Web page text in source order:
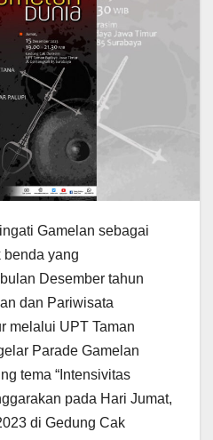
Gamelan sebagai
benda yang
Desember tahun
dan Pariwisata
melalui UPT Taman
Parade Gamelan
tema “Intensivitas
pada Hari Jumat,
di Gedung Cak